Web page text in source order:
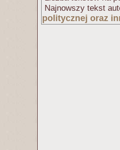
Najnowszy tekst
politycznej oraz